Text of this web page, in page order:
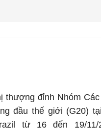
thượng đỉnh Nhóm
đầu thế giới (G20)
từ 16 đến 19/11/